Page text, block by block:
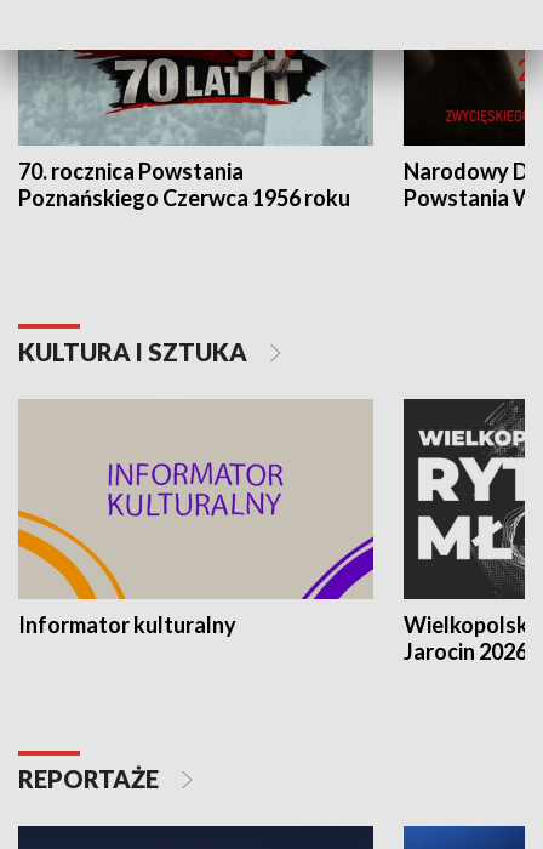
70. rocznica Powstania
Poznańskiego Czerwca 1956 roku
Narodowy
Powstania
KULTURA I SZTUKA
Informator kulturalny
Jarocin 2026
REPORTAŻE